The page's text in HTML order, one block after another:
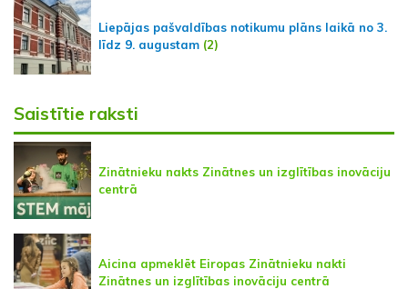
Liepājas pašvaldības notikumu plāns laikā no 3.
līdz 9. augustam (2)
Saistītie raksti
Zinātnieku nakts Zinātnes un izglītības inovāciju
centrā
Aicina apmeklēt Eiropas Zinātnieku nakti
Zinātnes un izglītības inovāciju centrā